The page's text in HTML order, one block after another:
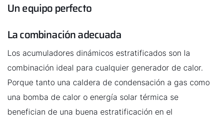
Un equipo perfecto
La combinación adecuada
Los acumuladores dinámicos estratificados son la
combinación ideal para cualquier generador de calor.
Porque tanto una caldera de condensación a gas como
una bomba de calor o energía solar térmica se
benefician de una buena estratificación en el